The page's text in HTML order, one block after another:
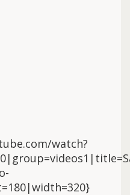
watch?